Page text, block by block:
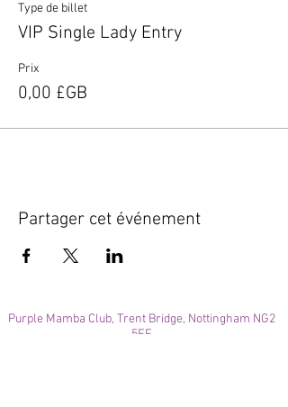
Type de billet
VIP Single Lady Entry
Prix
0,00 £GB
Partager cet événement
Purple Mamba Club, Trent Bridge, Nottingham NG2
5FF